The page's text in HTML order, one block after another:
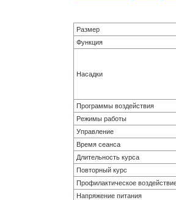
Размер
Функция
Насадки
Программы воздействия
Режимы работы
Управление
Время сеанса
Длительность курса
Повторный курс
Профилактическое
Напряжение питания